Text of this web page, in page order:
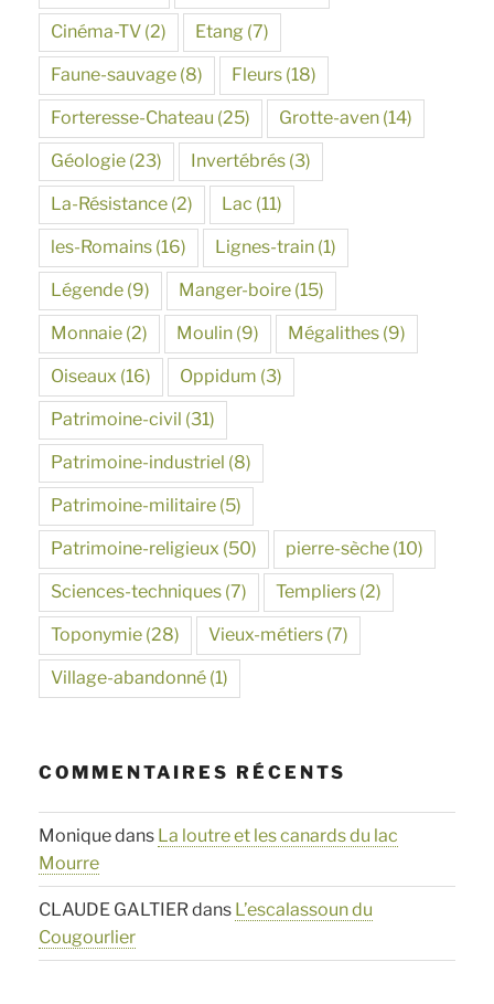
Cinéma-TV (2) Etang (7)
Faune-sauvage (8) Fleurs (18)
Forteresse-Chateau (25) Grotte-aven (14)
Géologie (23) Invertébrés (3)
La-Résistance (2) Lac (11)
les-Romains (16) Lignes-train (1)
Légende (9) Manger-boire (15)
Monnaie (2) Moulin (9) Mégalithes (9)
Oiseaux (16) Oppidum (3)
Patrimoine-civil (31)
Patrimoine-industriel (8)
Patrimoine-militaire (5)
Patrimoine-religieux (50) pierre-sèche (10)
Sciences-techniques (7) Templiers (2)
Toponymie (28) Vieux-métiers (7)
Village-abandonné (1)
COMMENTAIRES RÉCENTS
Moniquedans La loutre et les canards du lac
Mourre
CLAUDE GALTIERdans L’escalassoun du
Cougourlier